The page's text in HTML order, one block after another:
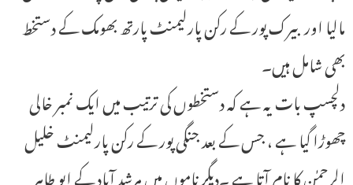
مالیا اور بیرک پور کے رکن پارلیمنٹ پارتھ بھومک کے دستخط
بھی شامل ہیں۔
دلچسپ بات یہ ہے کہ دستخطوں کی ترتیب میں ایک نمبر خالی
چھوڑا گیا ہے ، جس کے بعد جنگی پور کے رکن پارلیمنٹ خلیل
الرحمٰن کا نام آتا ہے ۔دیگر ناموں میں مرشد آباد کے ابو طاہر